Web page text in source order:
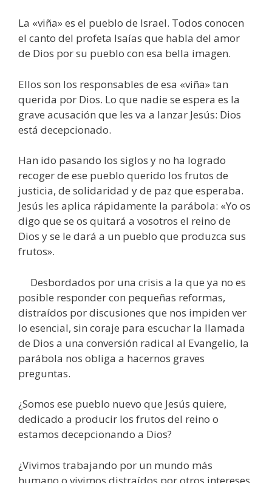
La «viña» es el pueblo de Israel. Todos conocen
el canto del profeta Isaías que habla del amor
de Dios por su pueblo con esa bella imagen.
Ellos son los responsables de esa «viña» tan
querida por Dios. Lo que nadie se espera es la
grave acusación que les va a lanzar Jesús: Dios
está decepcionado.
Han ido pasando los siglos y no ha logrado
recoger de ese pueblo querido los frutos de
justicia, de solidaridad y de paz que esperaba.
Jesús les aplica rápidamente la parábola: «Yo os
digo que se os quitará a vosotros el reino de
Dios y se le dará a un pueblo que produzca sus
frutos».
Desbordados por una crisis a la que ya no es
posible responder con pequeñas reformas,
distraídos por discusiones que nos impiden ver
lo esencial, sin coraje para escuchar la llamada
de Dios a una conversión radical al Evangelio, la
parábola nos obliga a hacernos graves
preguntas.
¿Somos ese pueblo nuevo que Jesús quiere,
dedicado a producir los frutos del reino o
estamos decepcionando a Dios?
¿Vivimos trabajando por un mundo más
humano o vivimos distraídos por otros intereses